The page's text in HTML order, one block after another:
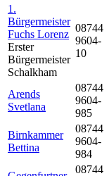
1.
Bürgermeister
Fuchs Lorenz
Erster
Bürgermeister
Schalkham
08744
9604-
10
Arends
Svetlana
08744
9604-
985
Birnkammer
Bettina
08744
9604-
984
08744